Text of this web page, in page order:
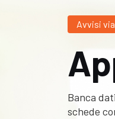
Avvisi
Banca
schede